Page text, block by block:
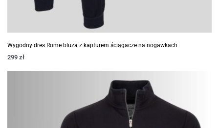
Wygodny dres Rome bluza z kapturem ściągacze na nogawkach
299 zł